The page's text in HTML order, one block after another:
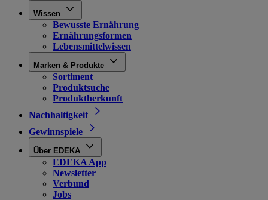
Wissen
Bewusste Ernährung
Ernährungsformen
Lebensmittelwissen
Marken & Produkte
Sortiment
Produktsuche
Produktherkunft
Nachhaltigkeit
Gewinnspiele
Über EDEKA
EDEKA App
Newsletter
Verbund
Jobs